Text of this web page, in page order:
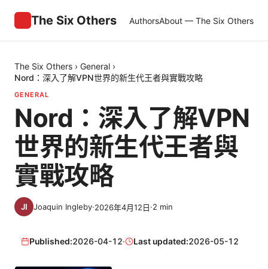
The Six Others AuthorsAbout — The Six Others
The Six Others › General ›
Nord：深入了解VPN世界的新生代王者與實戰攻略
GENERAL
Nord：深入了解VPN
世界的新生代王者與
實戰攻略
Joaquin Ingleby·2026年4月12日·2 min
Published:2026-04-12· Last updated:2026-05-12